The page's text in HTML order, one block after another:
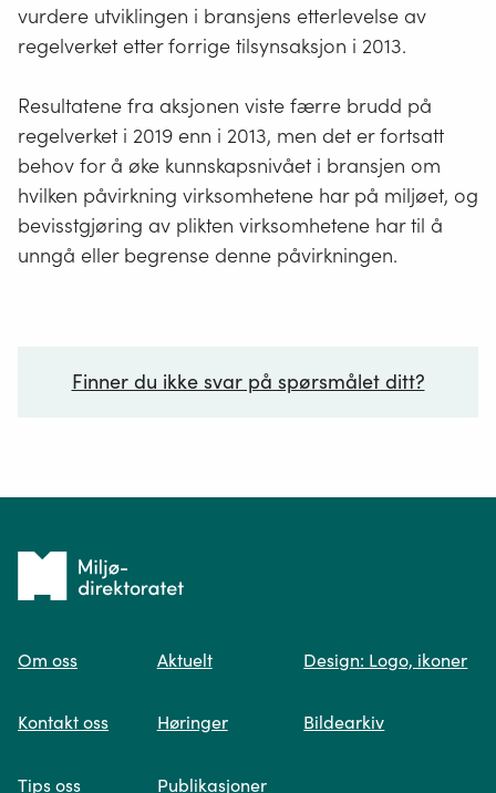
vurdere utviklingen i bransjens etterlevelse av
regelverket etter forrige tilsynsaksjon i 2013.
Resultatene fra aksjonen viste færre brudd på
regelverket i 2019 enn i 2013, men det er fortsatt
behov for å øke kunnskapsnivået i bransjen om
hvilken påvirkning virksomhetene har på miljøet, og
bevisstgjøring av plikten virksomhetene har til å
unngå eller begrense denne påvirkningen.
Finner du ikke svar på spørsmålet ditt?
Spør oss
Tilbake
forsiden
Om oss
Kontakt oss
Tips oss
Aktuelt
Høringer
Publikasjoner
Design: Logo, ikoner
Bildearkiv